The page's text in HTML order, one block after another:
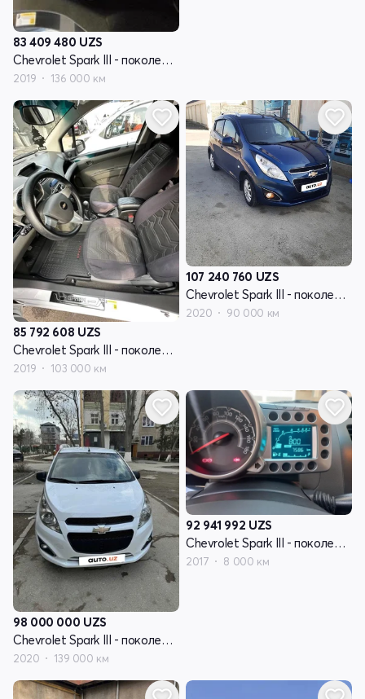
83 409 480 UZS
Chevrolet Spark III - поколение
2019 136 000 км
85 792 608 UZS
Chevrolet Spark III - поколение
2019 103 000 км
107 240 760 UZS
Chevrolet Spark III - поколение
2020 90 000 км
98 000 000 UZS
Chevrolet Spark III - поколение
2020 139 000 км
92 941 992 UZS
Chevrolet Spark III - поколение
2017 8 000 км